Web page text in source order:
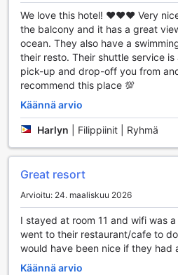
Shuttle-bussi vie sinut nopeasti
nähtävyyksiin ja aktiviteetteihin,
rentoutumiseen ja saaren
sitten matkalla paikallisiin
rantoja, hotellin kuljetusratkaisut
vaivatonta ja nautinnollista.
Anika Island Resortin Huoneen
Anika Island Resort tarjoaa
huoneen mukavuudet, jotka
unohtumatonta. Jokaisessa
ilmastointi, joka takaa
satelliitti- ja kaapelikanavia, joten
suosikkiohjelmistasi ja
Lisäksi huoneissa on oma
We love this hotel! ♥️♥️♥️ Very
the balcony and it has a great
ocean. They also have a
their resto. Their shuttle service
pick-up and drop-off you from
recommend this place 💯
Käännä arvio
Harlyn Filippiinit | Ryhmä
Great resort
Arvioitu: 24. maaliskuu 2026
I stayed at room 11 and wifi was
went to their restaurant/cafe to
would have been nice if they had
Käännä arvio